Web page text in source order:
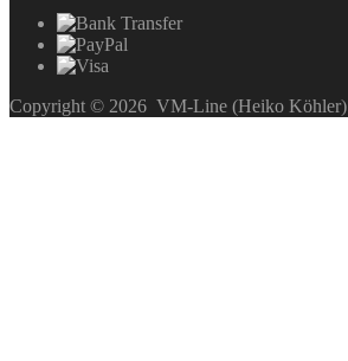
Copyright © 2026 VM-Line (Heiko Köhler)